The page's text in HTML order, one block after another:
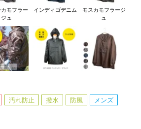
モフラー
ジュ
インディゴデニム
モスカモフラージ
ュ
汚れ防止 撥水 防風
メンズ